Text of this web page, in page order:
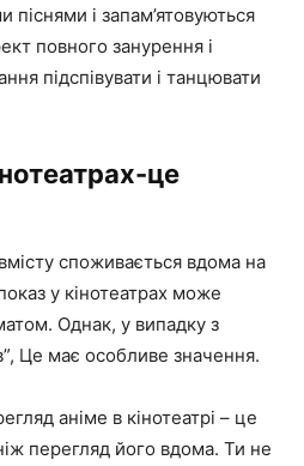
і запам’ятовуються
повного занурення і
підспівувати і танцювати
це
споживається вдома на
у кінотеатрах може
Однак, у випадку з
Це має особливе значення.
аніме в кінотеатрі – це
перегляд його вдома. Ти не